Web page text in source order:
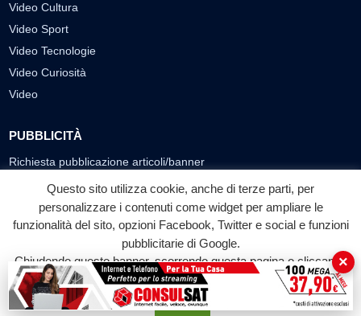
Video Cultura
Video Sport
Video Tecnologie
Video Curiosità
Video
PUBBLICITÀ
Richiesta pubblicazione articoli/banner
SEGUICI SUI SOCIAL
f
Facebook
◎ ▶
YouTube
© 2026 LABTV - Tutti i diritti riservati
Questo sito utilizza cookie, anche di terze parti, per
personalizzare i contenuti come widget per ampliare le
funzionalità del sito, opzioni Facebook, Twitter e social e funzioni
pubblicitarie di Google.
Chiudendo questo banner, scorrendo questa pagina o cliccando
su qualunque suo elemento acconsenti all'uso dei cookie.
Accetta
×